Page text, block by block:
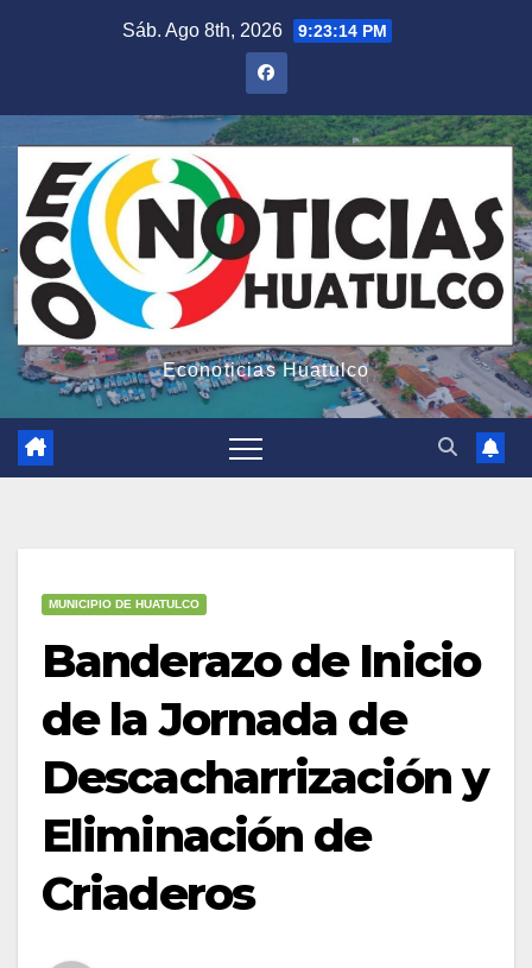
Sáb. Ago 8th, 2026 9:23:16 PM
Econoticias Huatulco
MUNICIPIO DE HUATULCO
Banderazo de Inicio
de la Jornada de
Descacharrización y
Eliminación de
Criaderos